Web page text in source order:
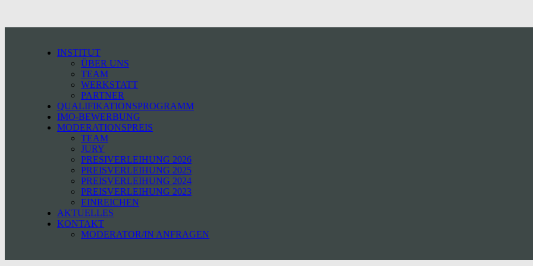
INSTITUT
ÜBER UNS
TEAM
WERKSTATT
PARTNER
QUALIFIKATIONSPROGRAMM
IMO-BEWERBUNG
MODERATIONSPREIS
TEAM
JURY
PRESIVERLEIHUNG 2026
PREISVERLEIHUNG 2025
PREISVERLEIHUNG 2024
PREISVERLEIHUNG 2023
EINREICHEN
AKTUELLES
KONTAKT
MODERATOR/IN ANFRAGEN